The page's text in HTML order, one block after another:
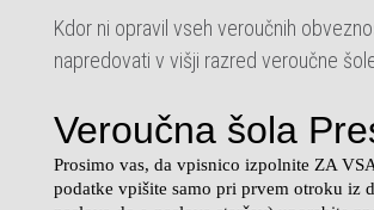
Kdor ni opravil vseh veroučnih
napredovati v višji razred veroučne